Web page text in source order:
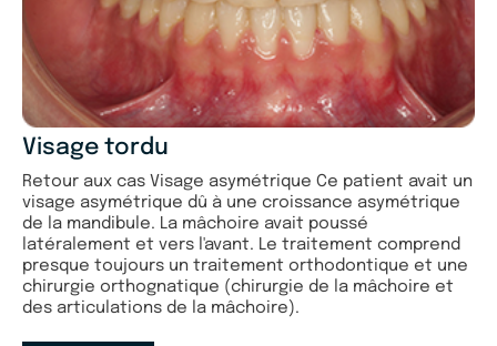
Visage tordu
Retour aux cas Visage asymétrique Ce patient avait un
visage asymétrique dû à une croissance asymétrique
de la mandibule. La mâchoire avait poussé
latéralement et vers l'avant. Le traitement comprend
presque toujours un traitement orthodontique et une
chirurgie orthognatique (chirurgie de la mâchoire et
des articulations de la mâchoire).